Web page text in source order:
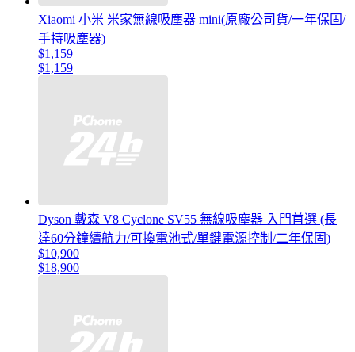
Xiaomi 小米 米家無線吸塵器 mini(原廠公司貨/一年保固/
手持吸塵器)
$1,159
$1,159
Dyson 戴森 V8 Cyclone SV55 無線吸塵器 入門首選 (長
達60分鐘續航力/可換電池式/單鍵電源控制/二年保固)
$10,900
$18,900